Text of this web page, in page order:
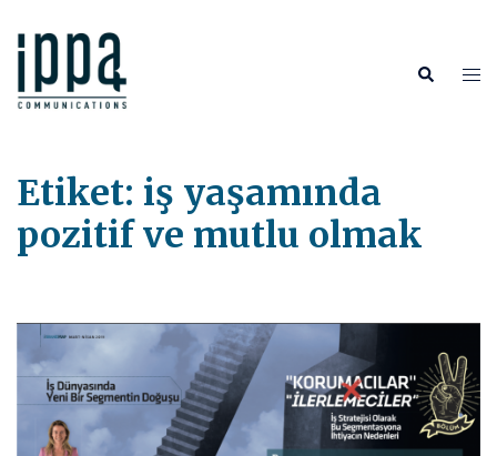
atla
Search
Etiket: iş yaşamında
pozitif ve mutlu olmak